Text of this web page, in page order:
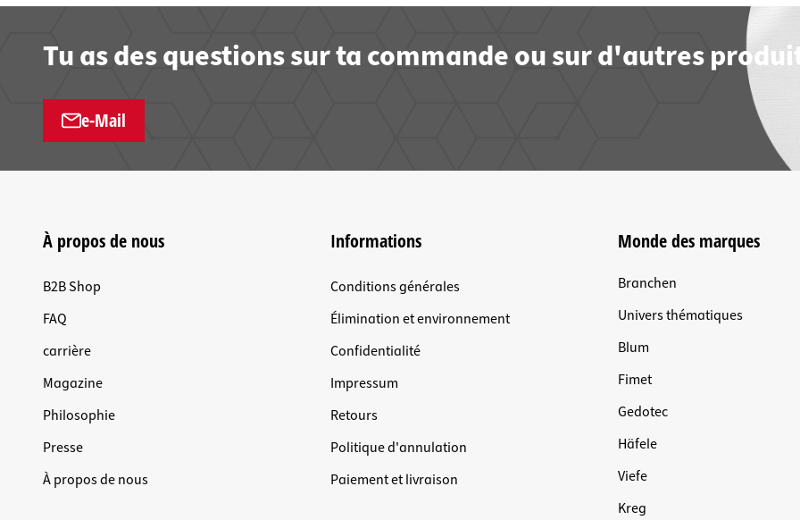
Tu as des questions sur ta commande ou sur d'autres
e-Mail
À propos de nous
B2B Shop
FAQ
carrière
Magazine
Philosophie
Presse
À propos de nous
Informations
Conditions générales
Élimination et environnement
Confidentialité
Impressum
Retours
Politique d'annulation
Paiement et livraison
Monde des marques
Branchen
Univers thématiques
Blum
Fimet
Gedotec
Häfele
Viefe
Kreg